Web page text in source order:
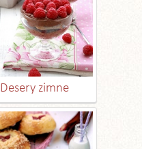
Desery zimne